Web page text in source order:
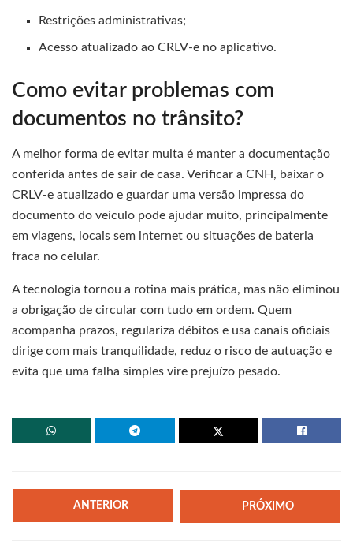
Restrições administrativas;
Acesso atualizado ao CRLV-e no aplicativo.
Como evitar problemas com
documentos no trânsito?
A melhor forma de evitar multa é manter a documentação
conferida antes de sair de casa. Verificar a CNH, baixar o
CRLV-e atualizado e guardar uma versão impressa do
documento do veículo pode ajudar muito, principalmente
em viagens, locais sem internet ou situações de bateria
fraca no celular.
A tecnologia tornou a rotina mais prática, mas não eliminou
a obrigação de circular com tudo em ordem. Quem
acompanha prazos, regulariza débitos e usa canais oficiais
dirige com mais tranquilidade, reduz o risco de autuação e
evita que uma falha simples vire prejuízo pesado.
ANTERIOR PRÓXIMO